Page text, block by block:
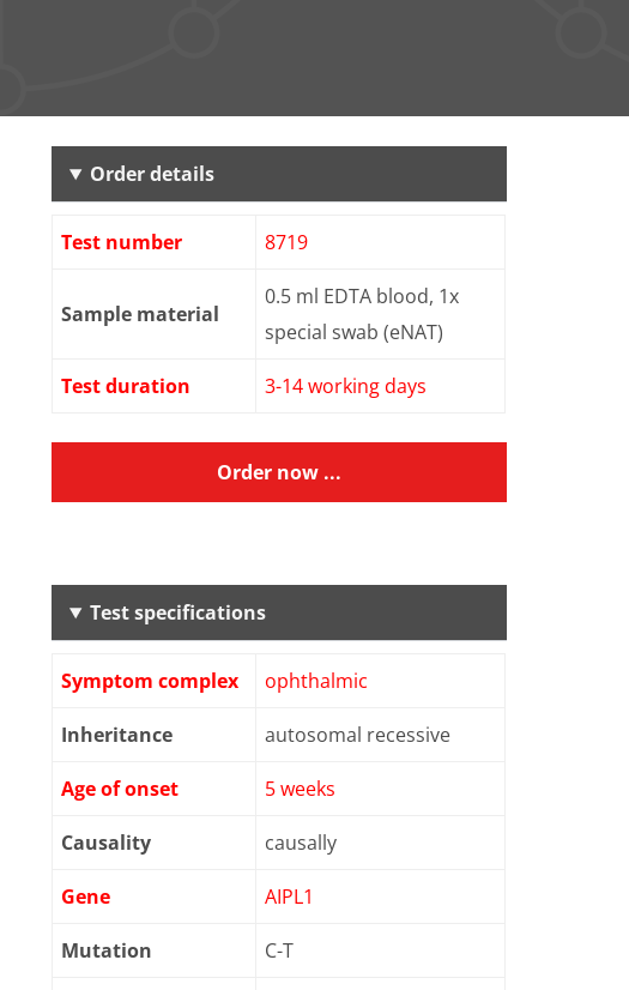
Order details
Test number 8719
Sample material
0.5 ml EDTA blood, 1x
special swab (eNAT)
Test duration 3-14 working days
Order now ...
Test specifications
Symptom complex ophthalmic
Inheritance autosomal recessive
Age of onset 5 weeks
Causality causally
Gene AIPL1
Mutation C-T